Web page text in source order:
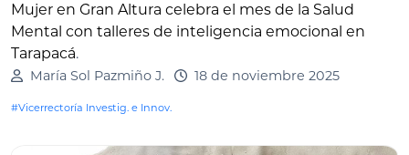
Mujer en Gran Altura celebra el mes de la Salud
Mental con talleres de inteligencia emocional en
Tarapacá.
María Sol Pazmiño J. 18 de noviembre 2025
#Vicerrectoría Investig. e Innov.